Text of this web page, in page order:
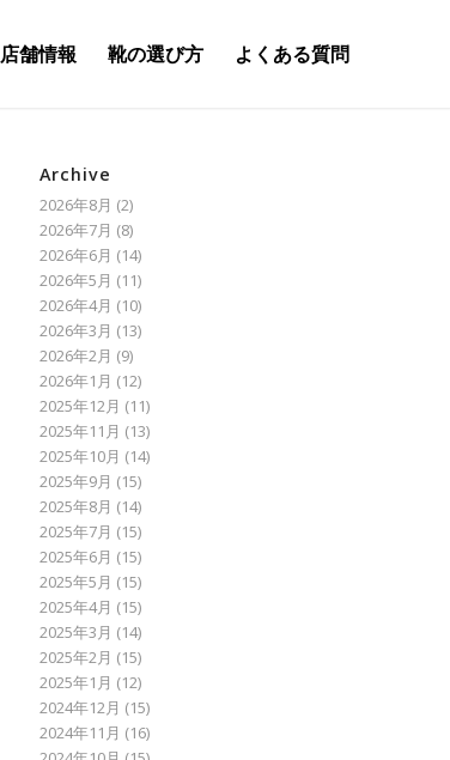
店舗情報 靴の選び方 よくある質問
Archive
2026年8月 (2)
2026年7月 (8)
2026年6月 (14)
2026年5月 (11)
2026年4月 (10)
2026年3月 (13)
2026年2月 (9)
2026年1月 (12)
2025年12月 (11)
2025年11月 (13)
2025年10月 (14)
2025年9月 (15)
2025年8月 (14)
2025年7月 (15)
2025年6月 (15)
2025年5月 (15)
2025年4月 (15)
2025年3月 (14)
2025年2月 (15)
2025年1月 (12)
2024年12月 (15)
2024年11月 (16)